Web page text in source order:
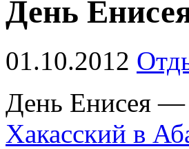
День
01.10.2012
День Енисея —
Хакасский в